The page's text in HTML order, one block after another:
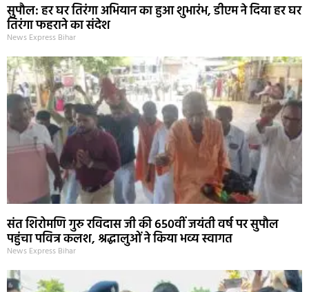
सुपौल: हर घर तिरंगा अभियान का हुआ शुभारंभ, डीएम ने दिया हर घर
तिरंगा फहराने का संदेश
News Express Bihar
संत शिरोमणि गुरु रविदास जी की 650वीं जयंती वर्ष पर सुपौल
पहुंचा पवित्र कलश, श्रद्धालुओं ने किया भव्य स्वागत
News Express Bihar